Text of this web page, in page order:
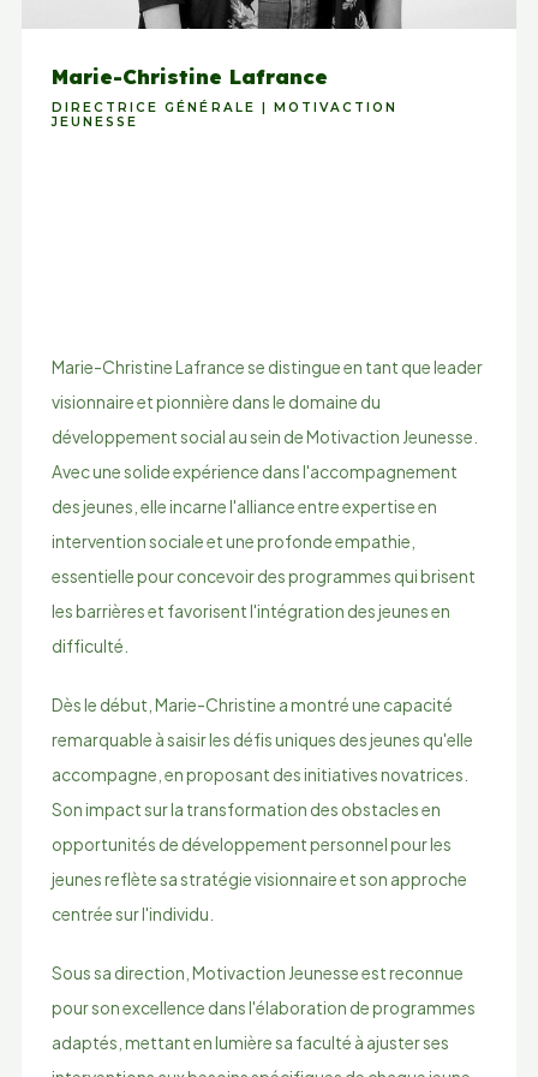
Marie-Christine Lafrance
DIRECTRICE GÉNÉRALE | MOTIVACTION
JEUNESSE
Marie-Christine Lafrance se distingue en tant que leader
visionnaire et pionnière dans le domaine du
développement social au sein de Motivaction Jeunesse.
Avec une solide expérience dans l'accompagnement
des jeunes, elle incarne l'alliance entre expertise en
intervention sociale et une profonde empathie,
essentielle pour concevoir des programmes qui brisent
les barrières et favorisent l'intégration des jeunes en
difficulté.
Dès le début, Marie-Christine a montré une capacité
remarquable à saisir les défis uniques des jeunes qu'elle
accompagne, en proposant des initiatives novatrices.
Son impact sur la transformation des obstacles en
opportunités de développement personnel pour les
jeunes reflète sa stratégie visionnaire et son approche
centrée sur l'individu.
Sous sa direction, Motivaction Jeunesse est reconnue
pour son excellence dans l'élaboration de programmes
adaptés, mettant en lumière sa faculté à ajuster ses